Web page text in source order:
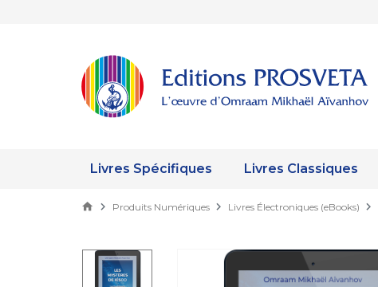
Livres Spécifiques Livres Classiques
Produits Numériques Livres Électroniques (eBooks)